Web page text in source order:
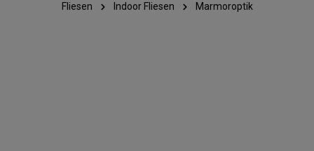
Fliesen Indoor Fliesen Marmoroptik